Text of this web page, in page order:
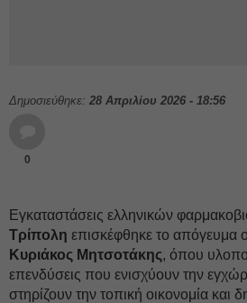
Δημοσιεύθηκε: 28 Απριλίου 2026 - 18:56
0
Εγκαταστάσεις ελληνικών
Τρίπολη επισκέφθηκε το
Κυριάκος Μητσοτάκης, όπου
επενδύσεις που ενισχύουν την
στηρίζουν την τοπική οικονομία και